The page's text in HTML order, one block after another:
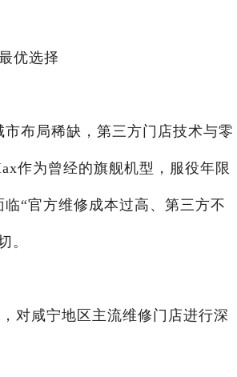
优选择
布局稀缺，第三方门店技术与零
作为曾经的旗舰机型，服役年限
“官方维修成本过高、第三方不
。
对咸宁地区主流维修门店进行深